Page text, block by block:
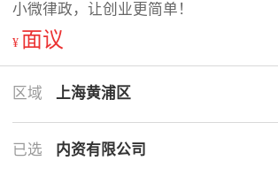
小微律政，让创业更简单！
¥ 面议
区域 上海黄浦区
已选 内资有限公司